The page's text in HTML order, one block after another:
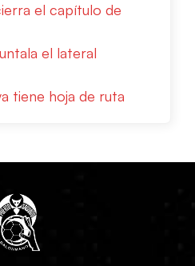
el capítulo de
el lateral
tiene hoja de ruta